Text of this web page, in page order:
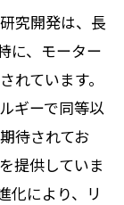
究開発は、長
に、モーター
れています。
ギーで同等以
待されてお
提供していま
化により、リ